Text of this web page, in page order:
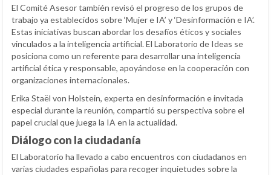
El Comité Asesor también revisó el progreso de los grupos de
trabajo ya establecidos sobre ‘Mujer e IA’ y ‘Desinformación e IA’.
Estas iniciativas buscan abordar los desafíos éticos y sociales
vinculados a la inteligencia artificial. El Laboratorio de Ideas se
posiciona como un referente para desarrollar una inteligencia
artificial ética y responsable, apoyándose en la cooperación con
organizaciones internacionales.
Erika Staël von Holstein, experta en desinformación e invitada
especial durante la reunión, compartió su perspectiva sobre el
papel crucial que juega la IA en la actualidad.
Diálogo con la ciudadanía
El Laboratorio ha llevado a cabo encuentros con ciudadanos en
varias ciudades españolas para recoger inquietudes sobre la